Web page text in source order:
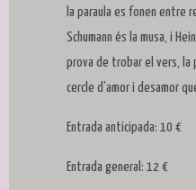
la paraula es fonen entre
Schumann és la musa, i
prova de trobar el vers, la
cercle d’amor i desamor
Entrada anticipada: 10 €
Entrada general: 12 €